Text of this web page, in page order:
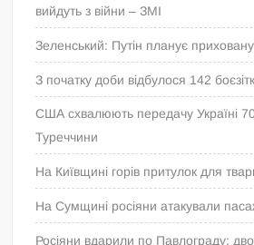
вийдуть з війни – ЗМІ
Зеленський: Путін планує приховану
З початку доби відбулося 142
США схвалюють передачу Україні 70
Туреччини
На Київщині горів притулок для
На Сумщині росіяни атакували
Росіяни вдарили по Павлограду: